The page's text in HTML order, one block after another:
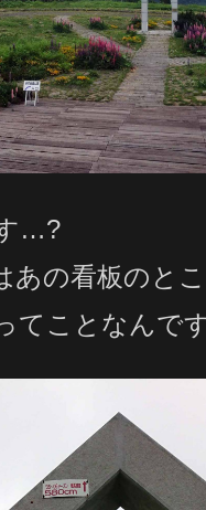
す…?
あの看板のと
てことなんです